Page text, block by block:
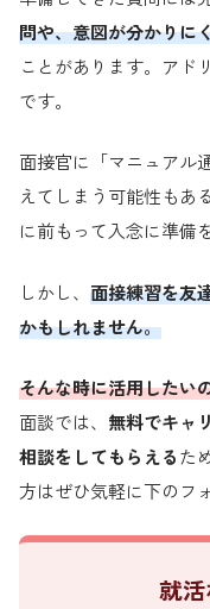
問や、意図が分かりに
ことがあります。アド
です。
面接官に「マニュアル
えてしまう可能性もあ
に前もって入念に準備
しかし、 面接練習を友
かもしれません。
そんな時に活用したい
面談では、 無料でキャ
相談をしてもらえるた
方はぜひ気軽に下のフ
就